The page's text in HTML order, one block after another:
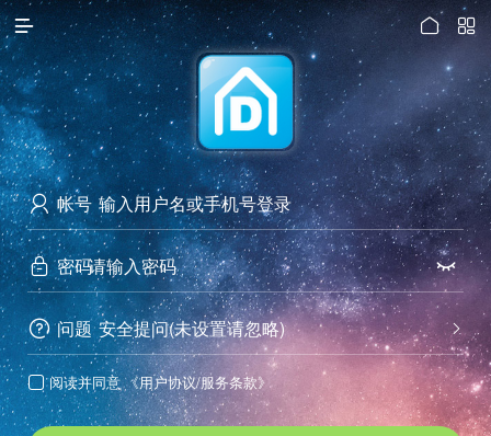

访问电脑版
 

 帐号
 密码 
 问题 
安全提问(未设置请忽略)
 阅读并同意 《用户协议/服务条款》